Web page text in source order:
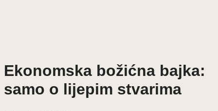
Ekonomska božićna bajka:
samo o lijepim stvarima